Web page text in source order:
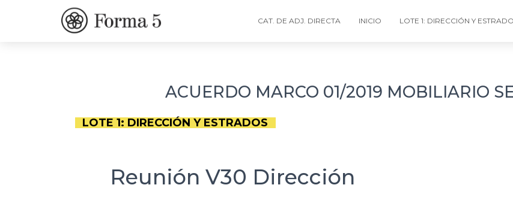
CAT. DE ADJ. DIRECTA INICIO LOTE 1: DIRECCIÓN Y
ACUERDO MARCO 01/2019 MOBILIARIO
LOTE 1: DIRECCIÓN Y ESTRADOS
Reunión V30 Dirección